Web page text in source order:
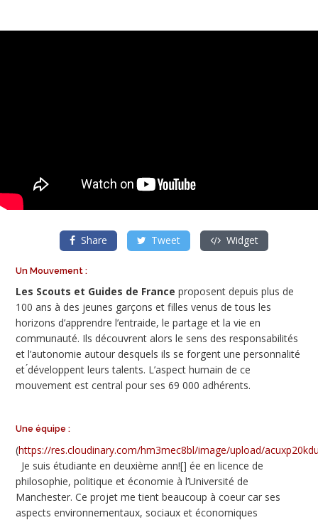
Share Tweet Widget
Un Mouvement :
Les Scouts et Guides de France proposent depuis plus de
100 ans à des jeunes garçons et filles venus de tous les
horizons d’apprendre l’entraide, le partage et la vie en
communauté. Ils découvrent alors le sens des responsabilités
et l’autonomie autour desquels ils se forgent une personnalité
et ́développent leurs talents. L’aspect humain de ce
mouvement est central pour ses 69 000 adhérents.
Une équipe :
(https://res.cloudinary.com/hm3mec8bl/image/upload/
Je suis étudiante en deuxième ann![] ée en licence de
philosophie, politique et économie à l’Université de
Manchester. Ce projet me tient beaucoup à coeur car ses
aspects environnementaux, sociaux et économiques